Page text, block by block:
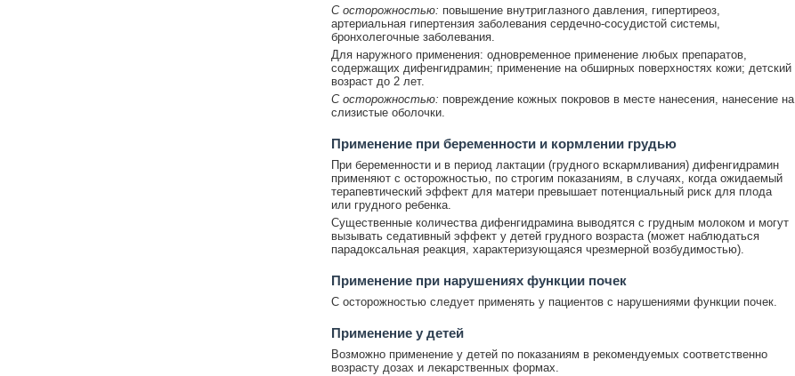
С осторожностью: повышение внутриглазного давления, гипертиреоз,
артериальная гипертензия заболевания сердечно-сосудистой системы,
бронхолегочные заболевания.
Для наружного применения: одновременное применение любых препаратов,
содержащих дифенгидрамин; применение на обширных поверхностях кожи; детский
возраст до 2 лет.
С осторожностью: повреждение кожных покровов в месте нанесения, нанесение на
слизистые оболочки.
Применение при беременности и кормлении грудью
При беременности и в период лактации (грудного вскармливания) дифенгидрамин
применяют с осторожностью, по строгим показаниям, в случаях, когда ожидаемый
терапевтический эффект для матери превышает потенциальный риск для плода
или грудного ребенка.
Существенные количества дифенгидрамина выводятся с грудным молоком и могут
вызывать седативный эффект у детей грудного возраста (может наблюдаться
парадоксальная реакция, характеризующаяся чрезмерной возбудимостью).
Применение при нарушениях функции почек
С осторожностью следует применять у пациентов с нарушениями функции почек.
Применение у детей
Возможно применение у детей по показаниям в рекомендуемых соответственно
возрасту дозах и лекарственных формах.